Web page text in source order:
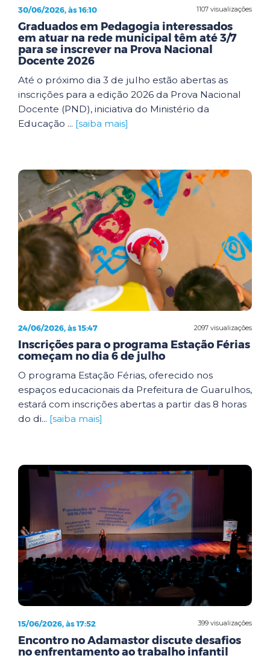
1107 visualizações
30/06/2026, às 16:10
Graduados em Pedagogia interessados
em atuar na rede municipal têm até 3/7
para se inscrever na Prova Nacional
Docente 2026
Até o próximo dia 3 de julho estão abertas as
inscrições para a edição 2026 da Prova Nacional
Docente (PND), iniciativa do Ministério da
Educação ... [saiba mais]
2097 visualizações
24/06/2026, às 15:47
Inscrições para o programa Estação Férias
começam no dia 6 de julho
O programa Estação Férias, oferecido nos
espaços educacionais da Prefeitura de Guarulhos,
estará com inscrições abertas a partir das 8 horas
do di... [saiba mais]
399 visualizações
15/06/2026, às 17:52
Encontro no Adamastor discute desafios
no enfrentamento ao trabalho infantil